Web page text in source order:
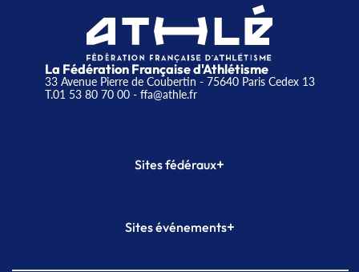
La Fédération Française d'Athlétisme
33 Avenue Pierre de Coubertin - 75640 Paris Cedex 13
T.01 53 80 70 00- ffa@athle.fr
Sites fédéraux+
Plateforme Formation
Sites événements+